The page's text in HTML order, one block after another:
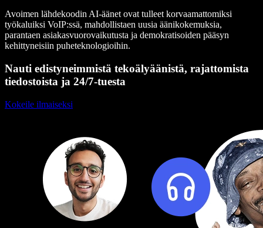
Avoimen lähdekoodin AI-äänet ovat tulleet korvaamattomiksi
työkaluiksi VoIP:ssä, mahdollistaen uusia äänikokemuksia,
parantaen asiakasvuorovaikutusta ja demokratisoiden pääsyn
kehittyneisiin puheteknologioihin.
Nauti edistyneimmistä tekoälyäänistä, rajattomista
tiedostoista ja 24/7-tuesta
Kokeile ilmaiseksi